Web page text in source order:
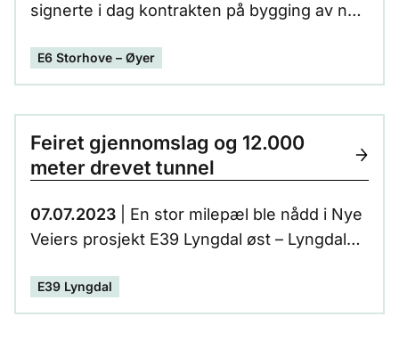
signerte i dag kontrakten på bygging av ny
helhetlige byggingen av den viktigste veien
mellom nord og sør i Sør-Norge.
Trafikksikkerheten blir bedre, det blir lettere
å komme frem, avstandene i regionen blir
mindre og effektiv transport er effektene av
ny E6.
E6 Storhove – Øyer
Feiret gjennomslag og 12.000
meter drevet tunnel
07.07.2023 | En stor milepæl ble nådd i Nye
Veiers prosjekt E39 Lyngdal øst – Lyngdal
meter lange Rossåstunnelen ble skutt.
E39 Lyngdal